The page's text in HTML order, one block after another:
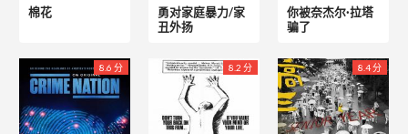
棉花
勇对家庭暴力/家
丑外扬
你被奈杰尔·拉塔
骗了
8.6 分 8.2 分 8.4 分